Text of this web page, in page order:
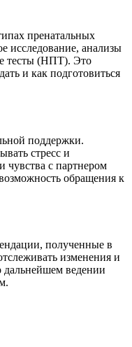
пренатальных
исследование, анализы
тесты (НПТ). Это
и как подготовиться
поддержки.
стресс и
чувства с партнером
обращения к
полученные в
изменения и
ведении